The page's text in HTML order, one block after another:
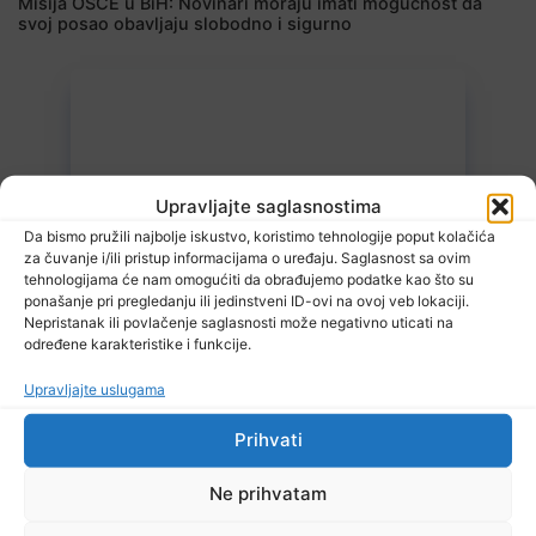
Upravljajte saglasnostima
Da bismo pružili najbolje iskustvo, koristimo tehnologije poput kolačića
za čuvanje i/ili pristup informacijama o uređaju. Saglasnost sa ovim
tehnologijama će nam omogućiti da obrađujemo podatke kao što su
ponašanje pri pregledanju ili jedinstveni ID-ovi na ovoj veb lokaciji.
Nepristanak ili povlačenje saglasnosti može negativno uticati na
određene karakteristike i funkcije.
Upravljajte uslugama
Prihvati
Ne prihvatam
svoj posao obavljaju slobodno i sigurno
6 Augusta, 2026
U BiH nema slučajeva ciklosporijaze, epidemija i dalje traje
u SAD-u